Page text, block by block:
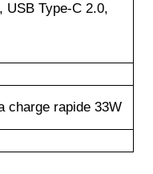
USB Type-C 2.0,
charge rapide 33W